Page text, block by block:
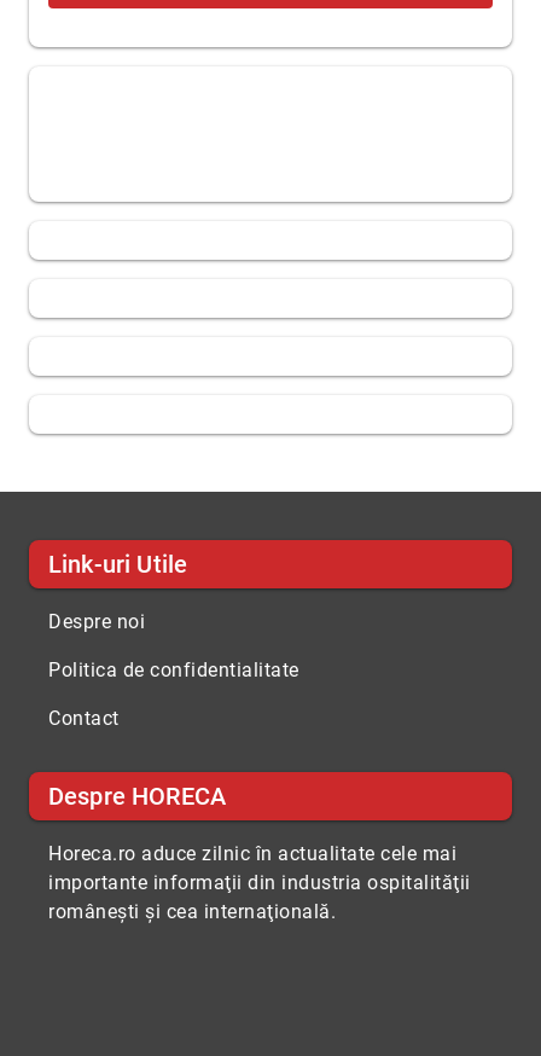
Link-uri Utile
Despre noi
Politica de confidentialitate
Contact
Despre HORECA
Horeca.ro aduce zilnic în actualitate cele mai
importante informaţii din industria ospitalităţii
româneşti şi cea internaţională.